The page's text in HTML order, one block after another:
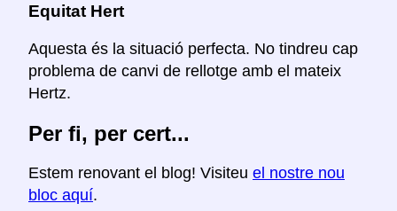
Equitat Hert
Aquesta és la situació perfecta. No tindreu cap
problema de canvi de rellotge amb el mateix
Hertz.
Per fi, per cert...
Estem renovant el blog! Visiteu el nostre nou
bloc aquí.